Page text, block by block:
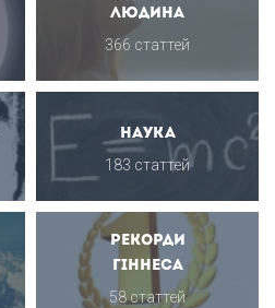
Людина
366 статтей
Наука
183 статтей
Рекорди
Гіннеса
58 статтей